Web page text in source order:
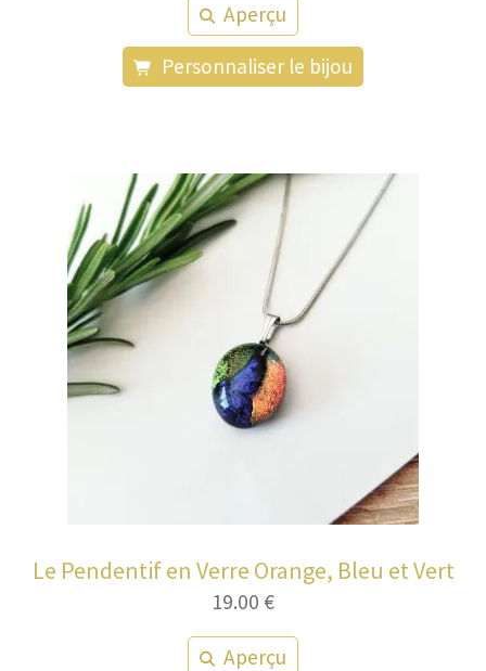
Aperçu
Personnaliser le bijou
Le Pendentif en Verre Orange, Bleu et Vert
19.00 €
Aperçu